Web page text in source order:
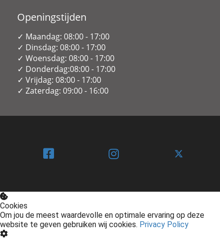
Openingstijden
✓ Maandag: 08:00 - 17:00
✓ Dinsdag: 08:00 - 17:00
✓ Woensdag: 08:00 - 17:00
✓ Donderdag:08:00 - 17:00
✓ Vrijdag: 08:00 - 17:00
✓ Zaterdag: 09:00 - 16:00
Cookies
Om jou de meest waardevolle en optimale ervaring op deze
website te geven gebruiken wij cookies. Privacy Policy